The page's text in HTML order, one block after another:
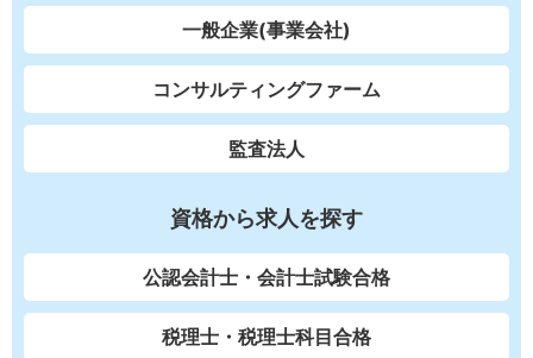
一般企業(事業会社)
コンサルティングファーム
監査法人
資格から求人を探す
公認会計士・会計士試験合格
税理士・税理士科目合格